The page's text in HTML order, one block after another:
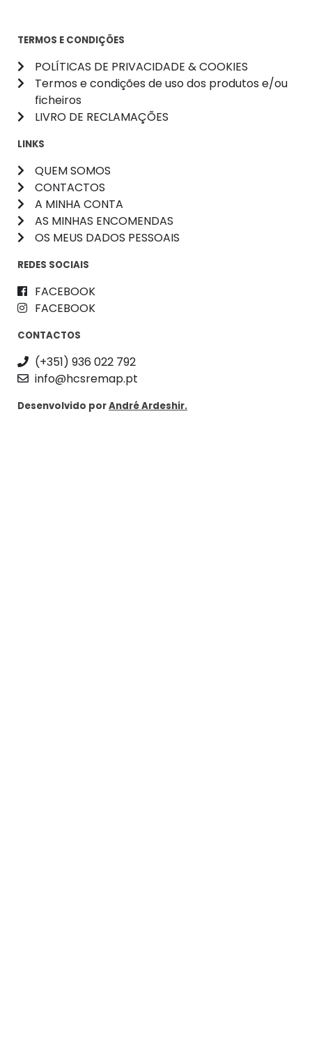
TERMOS E CONDIÇÕES
POLÍTICAS DE PRIVACIDADE & COOKIES
Termos e condições de uso dos produtos e/ou
ficheiros
LIVRO DE RECLAMAÇÕES
LINKS
QUEM SOMOS
CONTACTOS
A MINHA CONTA
AS MINHAS ENCOMENDAS
OS MEUS DADOS PESSOAIS
REDES SOCIAIS
FACEBOOK
FACEBOOK
CONTACTOS
(+351) 936 022 792
info@hcsremap.pt
Desenvolvido porAndré Ardeshir.